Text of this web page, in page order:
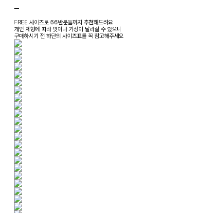
ㅡ
FREE 사이즈로 66반분들까지 추천해드려요
개인 체형에 따라 핏이나 기장이 달라질 수 있으니
구매하시기 전 하단의 사이즈표를 꼭 참고해주세요